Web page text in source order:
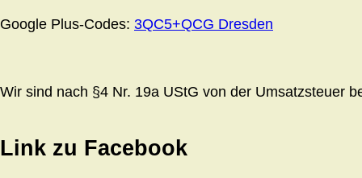
Google Plus-Codes: 3QC5+QCG Dresden
Wir sind nach §4 Nr. 19a UStG von der Umsatzsteuer
Link zu Facebook